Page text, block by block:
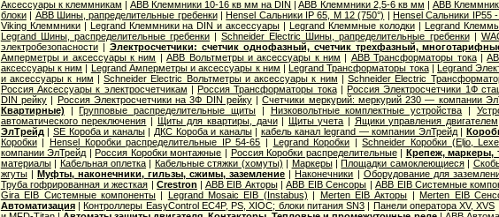
Аксессуары к клеммникам |ABB Клеммники 10-16 кв мм на DIN |ABB Клеммники 2,5-6 кв мм | ABB
блоки| ABB Шины, рапределительные гребенки|Hensel Cальники IP 65, M 12 (750°) |Hensel Сальники IP55
Viking Клеммники| Legrand Клеммники на DIN и аксессуары |Legrand Клеммные колодки| Legrand
Legrand Шины, распределительные гребенки |Schneider Electric Шины, рапределительные гребенки|
электробезопасности| Электросчетчики: счетчик однофазный, счетчик трехфазный,
Амперметры и аксессуары к ним |ABB Вольтметры и аксессуары к ним | ABB Трансформаторы тока|
аксессуары к ним | Legrand Амперметры и аксессуары к ним |Legrand Трансформаторы тока|Legrand
и аксессуары к ним |Schneider Electric Вольтметры и аксессуары к ним |Schneider Electric
Россия Аксессуары к электросчетчикам |Россия Трансформаторы тока|Россия Электросчетчики 1Ф
DIN рейку | Россия Электросчетчики на 3Ф DIN рейку|Счетчики меркурий: меркурий 230 — компании
Квартирные) |Групповые распределительные щиты | Низковольтные комплектные устройства |
автоматического переключения | Щиты для квартиры, дачи| Щиты учета | Ящики управления двигателем
ЭлТрейд | SE Короба и каналы| ДКС Короба и каналы| кабель канал legrand — компании ЭлТрейд|
Коробки|Hensel Коробки распределительные IP 54-65 | Legrand Коробки |Schneider Коробки (Eljo,
компании ЭлТрейд |Россия Коробки монтажные | Россия Коробки распределительные| Крепеж, маркеры,
материалы| Кабельная оплетка | Кабельные стяжки (хомуты) | Маркеры|Площадки самоклеющиеся|
жгуты| Муфты, наконечники, гильзы, сжимы, заземление |Наконечники | Оборудование для
Труба гофрированная и жесткая | Crestron | ABB EIB Акторы|ABB EIB Сенсоры |ABB EIB Системные
Gira EIB Системные компоненты| Legrand Mosaic ЕIB (Instabus) | Merten EIB Акторы |Merten EIB
Автоматизация|Контроллеры EasyControl EC4P, PS, XIOC; блоки питания SN3 | Панели оператора XV, XVS